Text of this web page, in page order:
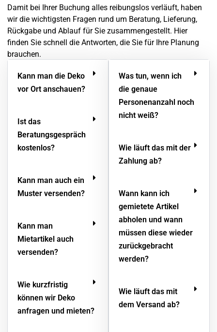
Damit bei Ihrer Buchung alles reibungslos verläuft, haben
wir die wichtigsten Fragen rund um Beratung, Lieferung,
Rückgabe und Ablauf für Sie zusammengestellt. Hier
finden Sie schnell die Antworten, die Sie für Ihre Planung
brauchen.
Kann man die Deko
vor Ort anschauen?
Ist das
Beratungsgespräch
kostenlos?
Kann man auch ein
Muster versenden?
Kann man
Mietartikel auch
versenden?
Wie kurzfristig
können wir Deko
anfragen und mieten?
Was tun, wenn ich
die genaue
Personenanzahl noch
nicht weiß?
Wie läuft das mit der
Zahlung ab?
Wann kann ich
gemietete Artikel
abholen und wann
müssen diese wieder
zurückgebracht
werden?
Wie läuft das mit
dem Versand ab?